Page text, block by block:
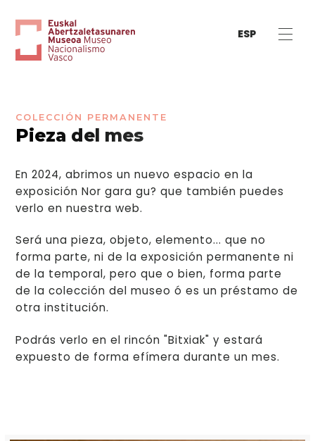
ESP
COLECCIÓN PERMANENTE
Pieza del mes
En 2024, abrimos un nuevo espacio en la
exposición Nor gara gu? que también puedes
verlo en nuestra web.
Será una pieza, objeto, elemento... que no
forma parte, ni de la exposición permanente ni
de la temporal, pero que o bien, forma parte
de la colección del museo ó es un préstamo de
otra institución.
Podrás verlo en el rincón "Bitxiak" y estará
expuesto de forma efímera durante un mes.